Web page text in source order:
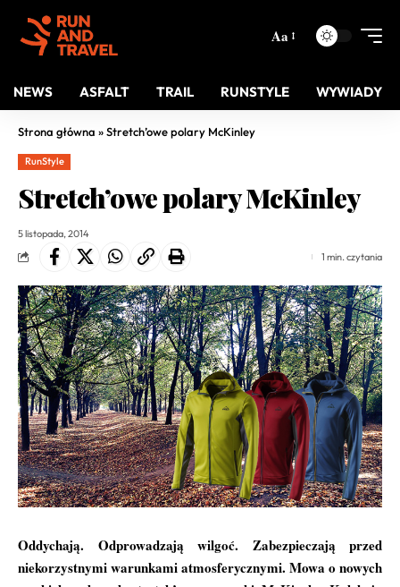
Aa
NEWS ASFALT TRAIL RUNSTYLE WYWIADY
Strona główna »Stretch’owe polary McKinley
RunStyle
Stretch’owe polary McKinley
5 listopada, 2014
1 min. czytania
Oddychają. Odprowadzają wilgoć. Zabezpieczają przed
niekorzystnymi warunkami atmosferycznymi. Mowa o nowych